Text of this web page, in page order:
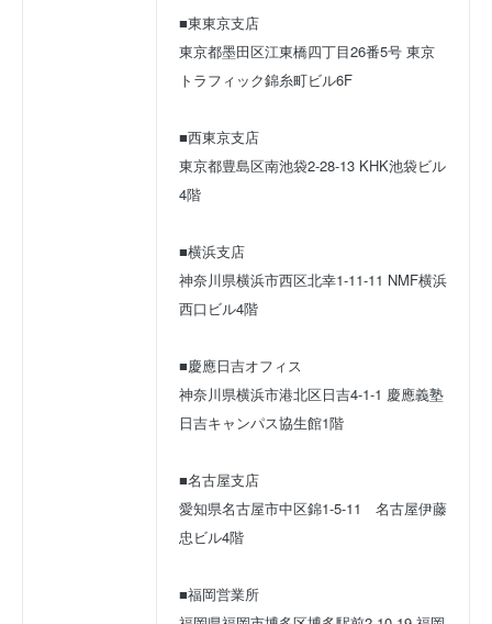
■東東京支店
東京都墨田区江東橋四丁目26番5号 東京
トラフィック錦糸町ビル6F
■西東京支店
東京都豊島区南池袋2-28-13 KHK池袋ビル
4階
■横浜支店
神奈川県横浜市西区北幸1-11-11 NMF横浜
西口ビル4階
■慶應日吉オフィス
神奈川県横浜市港北区日吉4-1-1 慶應義塾
日吉キャンパス協生館1階
■名古屋支店
愛知県名古屋市中区錦1-5-11　名古屋伊藤
忠ビル4階
■福岡営業所